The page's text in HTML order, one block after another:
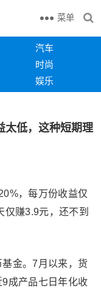
菜单
汽车
时尚
娱乐
太低，这种短期理
，每万份收益仅
赚3.9元，还不到
金。7月以来，货
成产品七日年化收